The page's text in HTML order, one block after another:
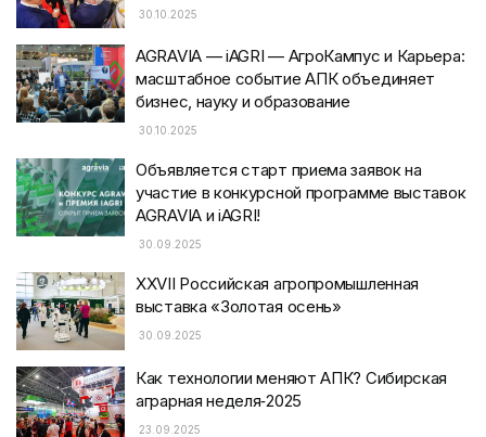
30.10.2025
AGRAVIA — iAGRI — АгроКампус и Карьера:
масштабное событие АПК объединяет
бизнес, науку и образование
30.10.2025
Объявляется старт приема заявок на
участие в конкурсной программе выставок
AGRAVIA и iAGRI!
30.09.2025
XXVII Российская агропромышленная
выставка «Золотая осень»
30.09.2025
Как технологии меняют АПК? Сибирская
аграрная неделя‑2025
23.09.2025